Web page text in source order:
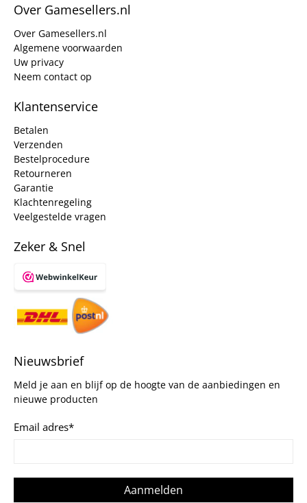
Over Gamesellers.nl
Over Gamesellers.nl
Algemene voorwaarden
Uw privacy
Neem contact op
Klantenservice
Betalen
Verzenden
Bestelprocedure
Retourneren
Garantie
Klachtenregeling
Veelgestelde vragen
Zeker & Snel
Nieuwsbrief
Meld je aan en blijf op de hoogte van de aanbiedingen en
nieuwe producten
Email adres*
Aanmelden